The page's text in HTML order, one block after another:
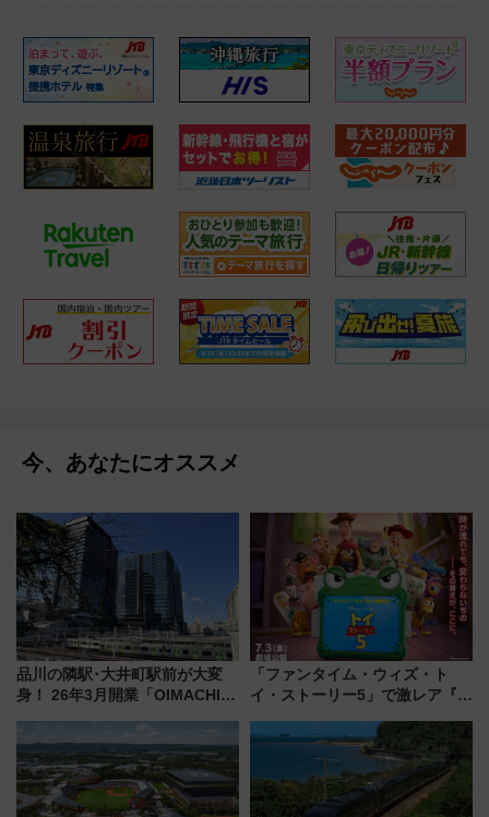
今、あなたにオススメ
品川の隣駅･大井町駅前が大変
身！ 26年3月開業「OIMACHI
ト（東京都品川区）
「ファンタイム・ウィズ・ト
イ・ストーリー5」で激レア『ロ
デコレーションも徹底解説